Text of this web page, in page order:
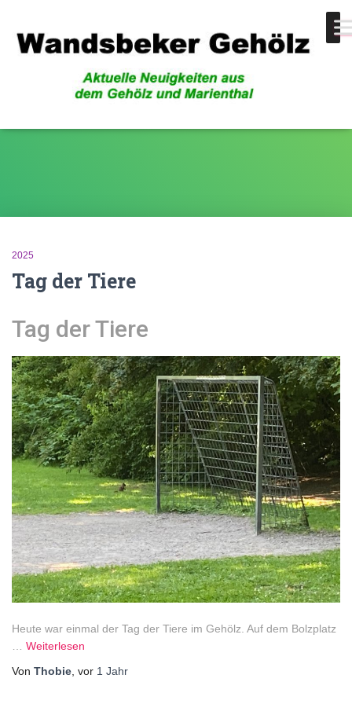
2025
Tag der Tiere
Tag der Tiere
Heute war einmal der Tag der Tiere im Gehölz. Auf dem Bolzplatz
Weiterlesen
Von Thobie , vor 1 Jahr